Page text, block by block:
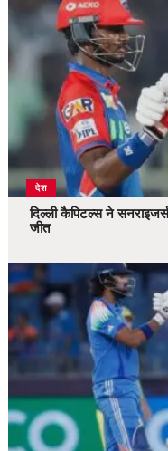
देश
दिल्ली कैपिटल्स ने
जीत